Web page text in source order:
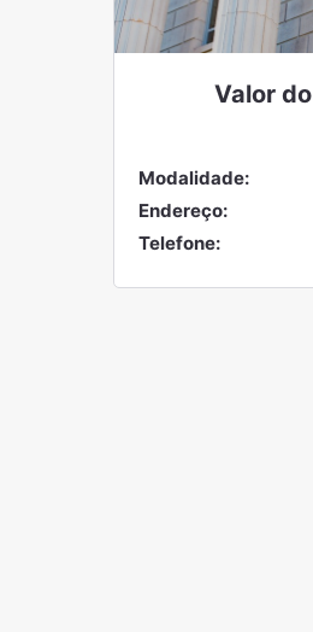
Valor do
Modalidade:
Endereço:
Telefone: